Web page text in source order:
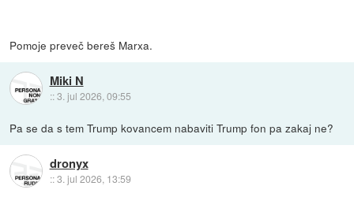
Pomoje preveč bereš Marxa.
Miki N
::3. jul 2026, 09:55
Pa se da s tem Trump kovancem nabaviti Trump fon pa zakaj ne?
dronyx
::3. jul 2026, 13:59